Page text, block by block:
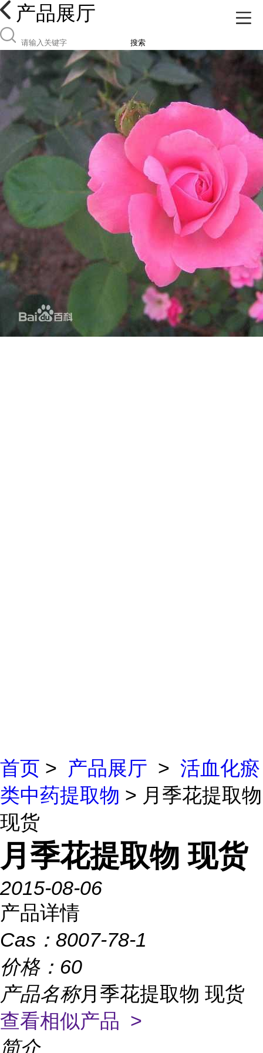
产品展厅
搜索
首页 > 产品展厅 > 活血化瘀
类中药提取物 > 月季花提取物
现货
月季花提取物 现货
2015-08-06
产品详情
Cas： 8007-78-1
价格： 60
产品名称月季花提取物 现货
查看相似产品 >
简介